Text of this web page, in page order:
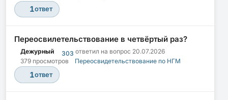
1ответ
Переосвилетельствование в четвёртый раз?
Дежурный 303 ответил на вопрос 20.07.2026
379 просмотров
Переосвидетельствование по НГМ
1ответ